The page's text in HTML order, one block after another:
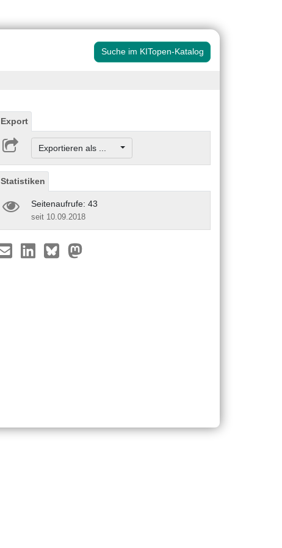
Suche im KITopen-Katalog
Export
Exportieren als ...
Statistiken
Seitenaufrufe: 43
seit 10.09.2018